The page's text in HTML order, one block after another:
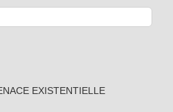
EXISTENTIELLE